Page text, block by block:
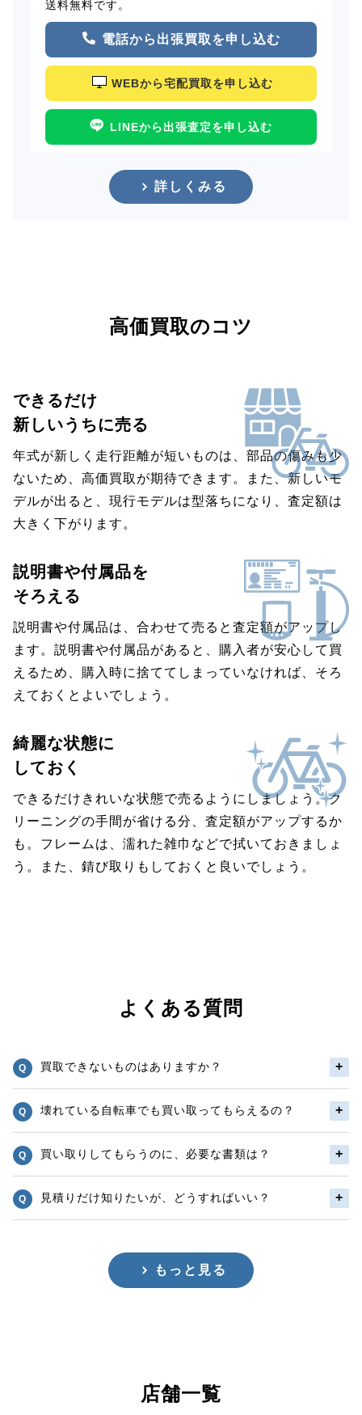
送料無料です。
電話から出張買取を申し込む
WEBから宅配買取を申し込む
LINEから出張査定を申し込む
詳しくみる
高価買取のコツ
できるだけ
新しいうちに売る
年式が新しく走行距離が短いものは、部品の傷みも少
ないため、高価買取が期待できます。また、新しいモ
デルが出ると、現行モデルは型落ちになり、査定額は
大きく下がります。
説明書や付属品を
そろえる
説明書や付属品は、合わせて売ると査定額がアップし
ます。説明書や付属品があると、購入者が安心して買
えるため、購入時に捨ててしまっていなければ、そろ
えておくとよいでしょう。
綺麗な状態に
しておく
できるだけきれいな状態で売るようにしましょう。ク
リーニングの手間が省ける分、査定額がアップするか
も。フレームは、濡れた雑巾などで拭いておきましょ
う。また、錆び取りもしておくと良いでしょう。
よくある質問
買取できないものはありますか？
壊れている自転車でも買い取ってもらえるの？
買い取りしてもらうのに、必要な書類は？
見積りだけ知りたいが、どうすればいい？
もっと見る
店舗一覧